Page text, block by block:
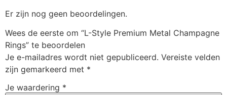
Er zijn nog geen beoordelingen.
Wees de eerste om “L-Style Premium Metal Champagne
Rings” te beoordelen
Je e-mailadres wordt niet gepubliceerd. Vereiste velden
zijn gemarkeerd met *
Je waardering *